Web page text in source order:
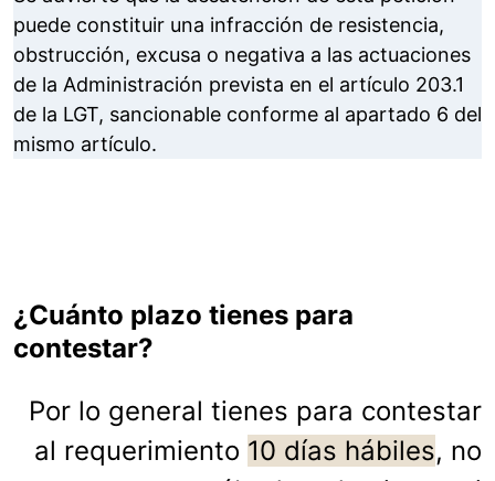
puede constituir una infracción de resistencia,
obstrucción, excusa o negativa a las actuaciones
de la Administración prevista en el artículo 203.1
de la LGT, sancionable conforme al apartado 6 del
mismo artículo.
¿Cuánto plazo tienes para
contestar?
Por lo general tienes para contestar
al requerimiento 10 días hábiles, no